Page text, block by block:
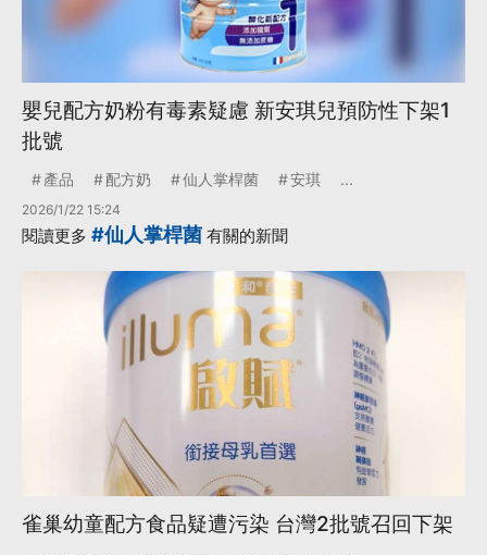
嬰兒配方奶粉有毒素疑慮 新安琪兒預防性下架1
批號
產品 配方奶 仙人掌桿菌 安琪 ...
2026/1/22 15:24
閱讀更多 #仙人掌桿菌 有關的新聞
雀巢幼童配方食品疑遭污染 台灣2批號召回下架